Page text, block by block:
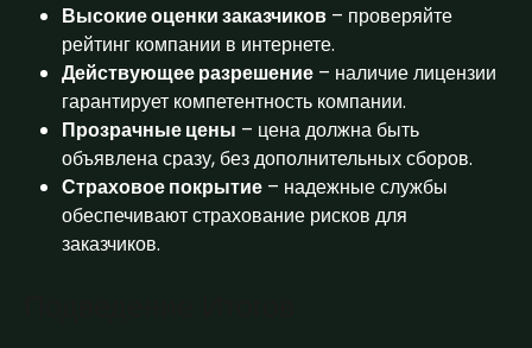
Высокие оценки заказчиков – проверяйте
рейтинг компании в интернете.
Действующее разрешение – наличие лицензии
гарантирует компетентность компании.
Прозрачные цены – цена должна быть
объявлена сразу, без дополнительных сборов.
Страховое покрытие – надежные службы
обеспечивают страхование рисков для
заказчиков.